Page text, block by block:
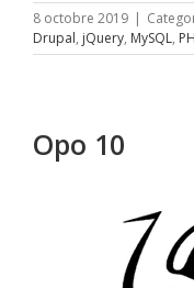
8 octobre 2019 |
Drupal, jQuery, MySQL,
Opo 10